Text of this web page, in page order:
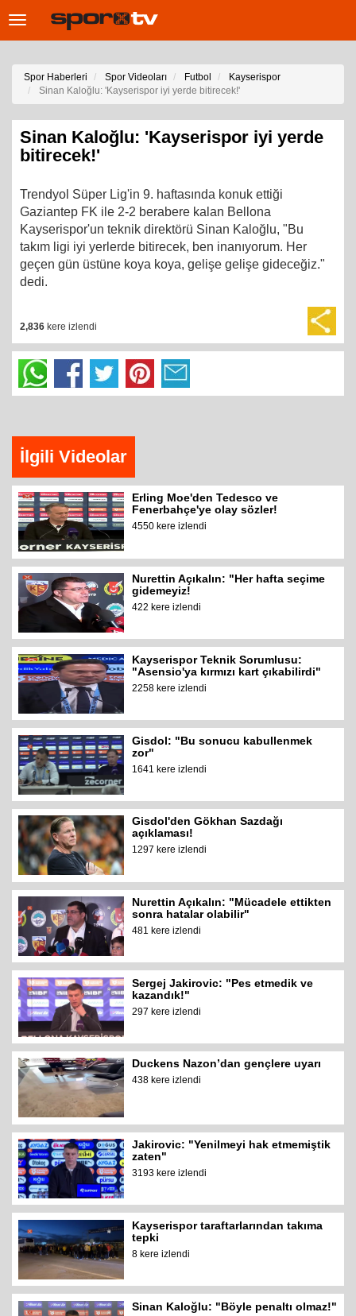
Toggle
Spor Haberleri Spor Videoları Futbol
Kayserispor
Sinan Kaloğlu: 'Kayserispor iyi yerde bitirecek!'
Sinan Kaloğlu: 'Kayserispor iyi yerde
bitirecek!'
Trendyol Süper Lig'in 9. haftasında konuk ettiği
Gaziantep FK ile 2-2 berabere kalan Bellona
Kayserispor'un teknik direktörü Sinan Kaloğlu, "Bu
takım ligi iyi yerlerde bitirecek, ben inanıyorum. Her
geçen gün üstüne koya koya, gelişe gelişe gideceğiz."
dedi.
2,836 kere izlendi
İlgili Videolar
Erling Moe'den Tedesco ve
Fenerbahçe'ye olay sözler!
4550 kere izlendi
Nurettin Açıkalın: "Her hafta seçime
gidemeyiz!
422 kere izlendi
Kayserispor Teknik Sorumlusu:
"Asensio'ya kırmızı kart çıkabilirdi"
2258 kere izlendi
Gisdol: "Bu sonucu kabullenmek
zor"
1641 kere izlendi
Gisdol'den Gökhan Sazdağı
açıklaması!
1297 kere izlendi
Nurettin Açıkalın: "Mücadele ettikten
sonra hatalar olabilir"
481 kere izlendi
Sergej Jakirovic: "Pes etmedik ve
kazandık!"
297 kere izlendi
Duckens Nazon’dan gençlere uyarı
438 kere izlendi
Jakirovic: "Yenilmeyi hak etmemiştik
zaten"
3193 kere izlendi
Kayserispor taraftarlarından takıma
tepki
8 kere izlendi
Sinan Kaloğlu: "Böyle penaltı olmaz!"